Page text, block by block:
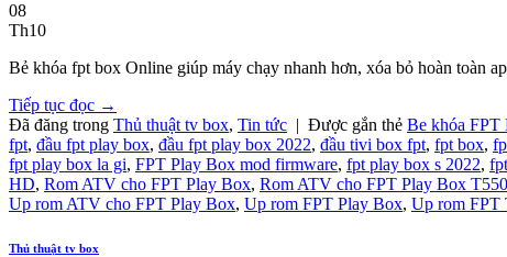
08
Th10
Bẻ khóa fpt box Online giúp máy chạy nhanh hơn, xóa bỏ hoàn toàn
Tiếp tục đọc →
Đã đăng trong Thủ thuật tv box, Tin tức | Được gắn thẻ Be khóa FPT
fpt, đầu fpt play box, đầu fpt play box 2022, đầu tivi box fpt, fpt box,
fpt play box la gi, FPT Play Box mod firmware, fpt play box s 2022,
HD, Rom ATV cho FPT Play Box, Rom ATV cho FPT Play Box T550
Up rom ATV cho FPT Play Box, Up rom FPT Play Box, Up rom FPT
Thủ thuật tv box